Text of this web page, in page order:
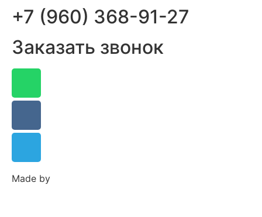
+7 (960) 368-91-27
Заказать звонок
Made by